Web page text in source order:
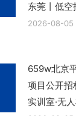
东莞丨低空
2026-08-05
659w北京
项目公开招
实训室·无